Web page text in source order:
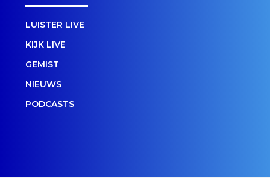
LUISTER LIVE
KIJK LIVE
GEMIST
NIEUWS
PODCASTS